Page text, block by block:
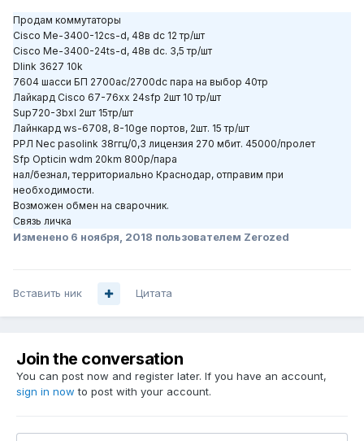
Продам коммутаторы
Cisco Me-3400-12cs-d, 48в dc 12 тр/шт
Cisco Me-3400-24ts-d, 48в dc. 3,5 тр/шт
Dlink 3627 10k
7604 шасси БП 2700ас/2700dc пара на выбор 40тр
Лайкард Cisco 67-76xx 24sfp 2шт 10 тр/шт
Sup720-3bxl 2шт 15тр/шт
Лайнкард ws-6708, 8-10ge портов, 2шт. 15 тр/шт
РРЛ Nec pasolink 38ггц/0,3 лицензия 270 мбит. 45000/пролет
Sfp Opticin wdm 20km 800р/пара
нал/безнал, территориально Краснодар, отправим при
необходимости.
Возможен обмен на сварочник.
Связь личка
Изменено 6 ноября, 2018 пользователем Zerozed
Вставить ник Цитата
Join the conversation
You can post now and register later. If you have an account,
sign in now to post with your account.